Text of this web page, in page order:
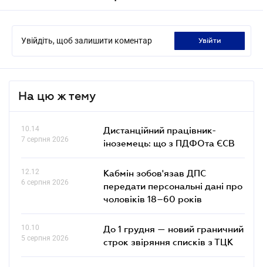
Увійдіть, щоб залишити коментар увійти
На цю ж тему
10.14
7 серпня 2026
Дистанційний працівник-
іноземець: що з ПДФОта ЄСВ
12.12
6 серпня 2026
Кабмін зобов'язав ДПС
передати персональні дані про
чоловіків 18–60 років
10.10
5 серпня 2026
До 1 грудня — новий граничний
строк звіряння списків з ТЦК